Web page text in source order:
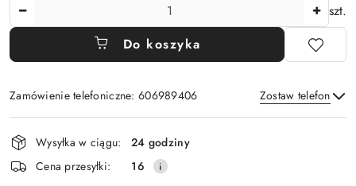
szt.
Do koszyka
Zamówienie telefoniczne: 606989406 Zostaw telefon
Wyślij
Dostępność
i
dostawa
Wysyłka w ciągu:
24 godziny
Cena przesyłki:
16